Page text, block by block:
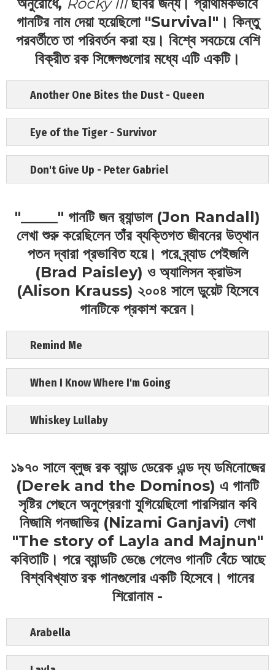
গানটির নাম দেয়া হয়েছিলো "Survival"। কিন্তু
পরবর্তীতে তা পরিবর্তন করা হয়। বিশ্বে সবচেয়ে বেশি
বিক্রীত রক সিঙ্গেলগুলোর মধ্যে এটি একটি।
Another One Bites the Dust - Queen
Eye of the Tiger - Survivor
Don't Give Up - Peter Gabriel
"_____" গানটি জন র‍্যান্ডাল (Jon Randall)
লেখা শুরু করেছিলেন তাঁর ব্যক্তিগত জীবনের উত্থান
পতন দ্বারা প্রভাবিত হয়ে। পরে ব্র্যাড পেইজলি
(Brad Paisley) ও অ্যালিসন ক্রাউস
(Alison Krauss) ২০০৪ সালে ডুয়েট হিসেবে
গানটিকে প্রকাশ করেন।
Remind Me
When I Know Where I'm Going
Whiskey Lullaby
১৯৭০ সালে ব্লুজ রক ব্যান্ড ডেরেক এন্ড দ্য ডমিনোজের
(Derek and the Dominos) এ গানটি
সৃষ্টির পেছনে অনুপ্রেরণা যুগিয়েছিলো পারসিয়ান কবি
নিজামি গনজাভির (Nizami Ganjavi) লেখা
"The story of Layla and Majnun"
কবিতাটি। পরে ব্যান্ডটি ভেঙে গেলেও গানটি বেঁচে আছে
বিশ্ববিখ্যাত রক গানগুলোর একটি হিসেবে। গানের
শিরোনাম -
Arabella